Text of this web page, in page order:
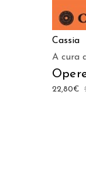
Cassia
A cura
22,80€